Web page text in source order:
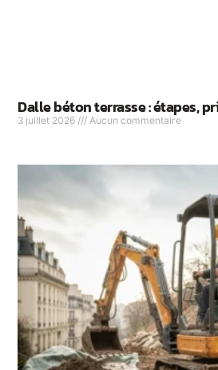
Dalle béton terrasse : étapes,
3 juillet 2026 Aucun commentaire